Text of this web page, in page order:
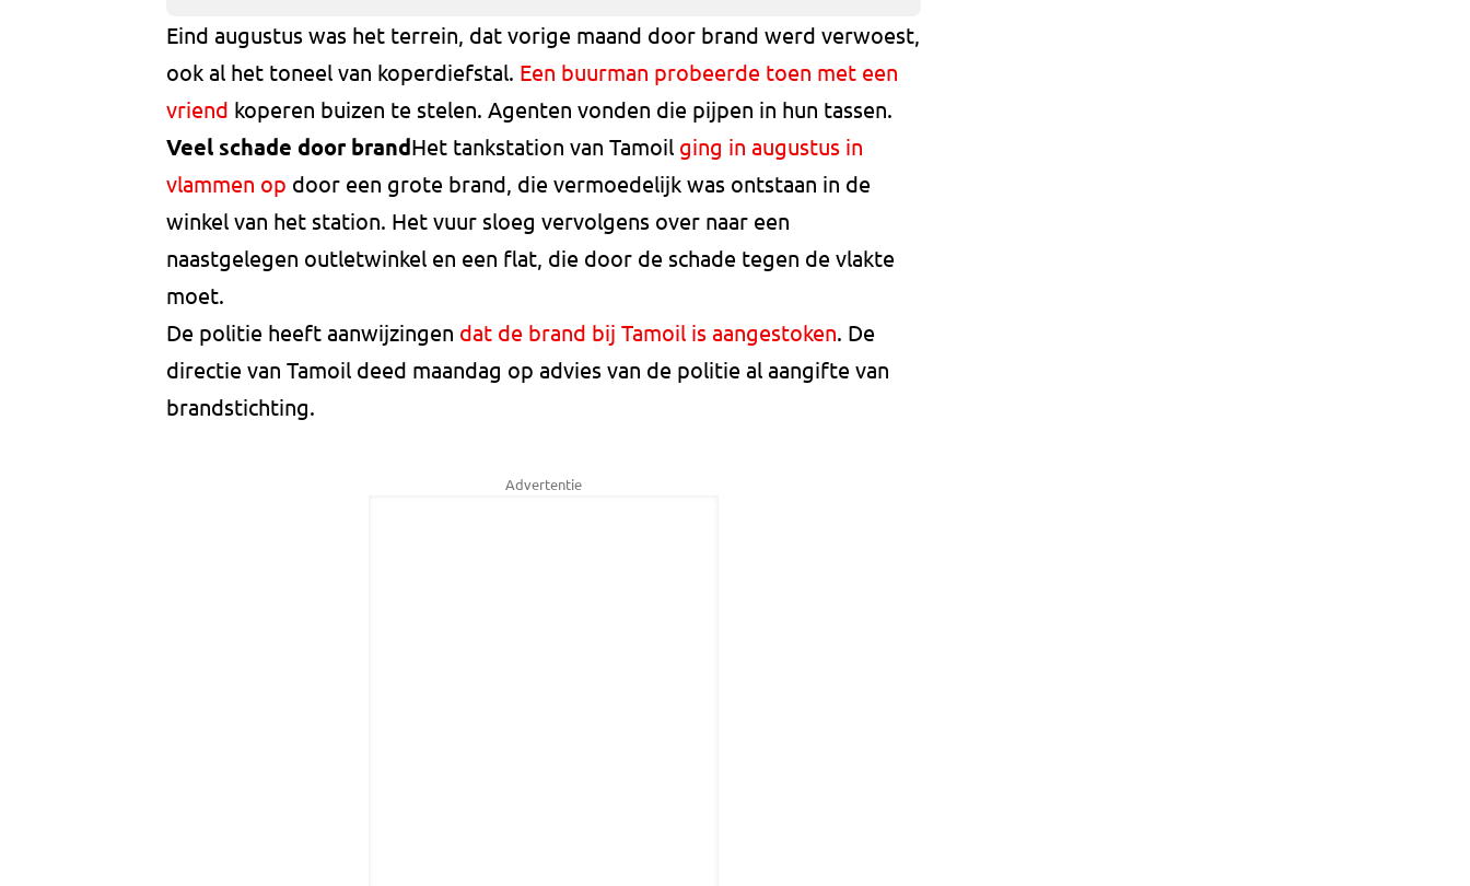
Eind augustus was het terrein, dat vorige maand door brand werd verwoest,
ook al het toneel van koperdiefstal. Een buurman probeerde toen met een
vriend koperen buizen te stelen. Agenten vonden die pijpen in hun tassen.
Veel schade door brandHet tankstation van Tamoil ging in augustus in
vlammen op door een grote brand, die vermoedelijk was ontstaan in de
winkel van het station. Het vuur sloeg vervolgens over naar een
naastgelegen outletwinkel en een flat, die door de schade tegen de vlakte
moet.
De politie heeft aanwijzingen dat de brand bij Tamoil is aangestoken. De
directie van Tamoil deed maandag op advies van de politie al aangifte van
brandstichting.
Advertentie